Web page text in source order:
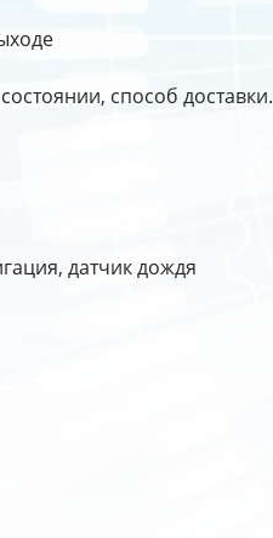
способ доставки.
датчик дождя